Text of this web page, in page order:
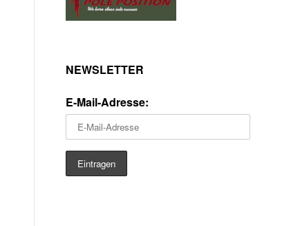
NEWSLETTER
E-Mail-Adresse: